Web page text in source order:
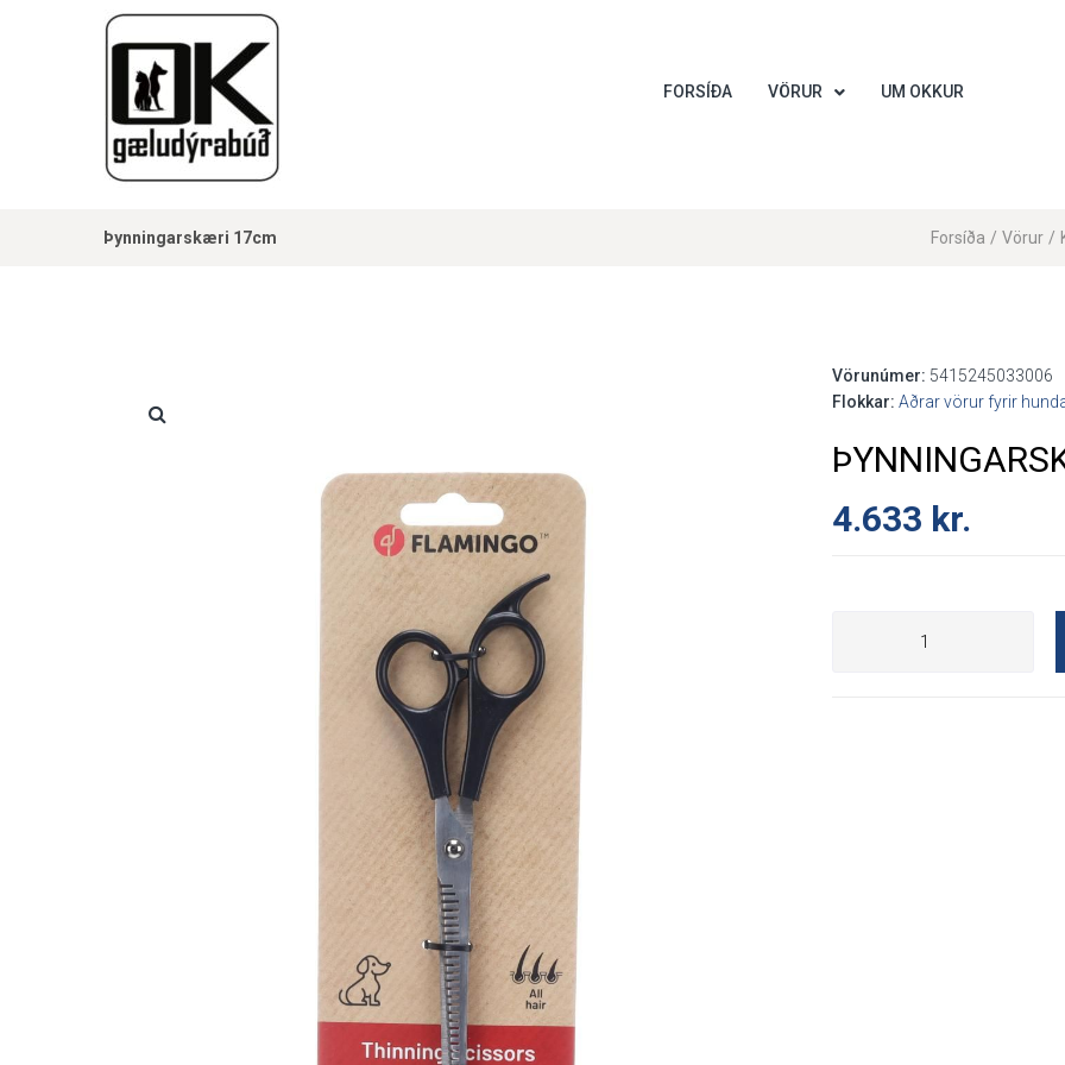
FORSÍÐA VÖRUR UM OKKUR
Þynningarskæri 17cm Forsíða / Vörur /
Vörunúmer: 5415245033006
Flokkar: Aðrar vörur fyrir
4.633 kr.